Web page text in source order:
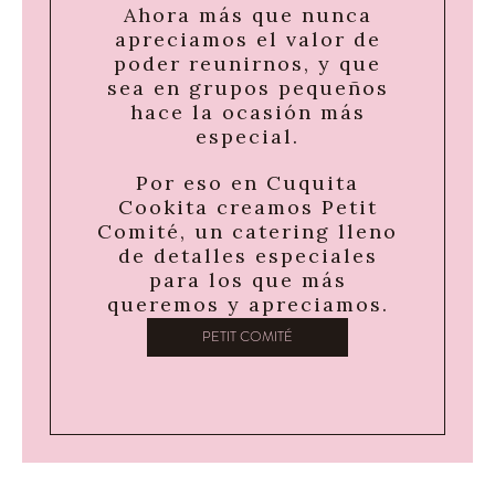
Ahora más que nunca
apreciamos el valor de
poder reunirnos, y que
sea en grupos pequeños
hace la ocasión más
especial.
Por eso en Cuquita
Cookita creamos Petit
Comité, un catering lleno
de detalles especiales
para los que más
queremos y apreciamos.
PETIT COMITÉ